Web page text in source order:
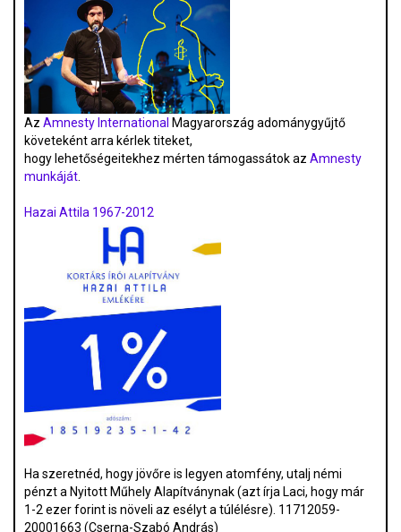
Az Amnesty International Magyarország adománygyűjtő
követeként arra kérlek titeket,
hogy lehetőségeitekhez mérten támogassátok az Amnesty
munkáját.
Hazai Attila 1967-2012
Ha szeretnéd, hogy jövőre is legyen atomfény, utalj némi
pénzt a Nyitott Műhely Alapítványnak (azt írja Laci, hogy már
1-2 ezer forint is növeli az esélyt a túlélésre). 11712059-
20001663 (Cserna-Szabó András)